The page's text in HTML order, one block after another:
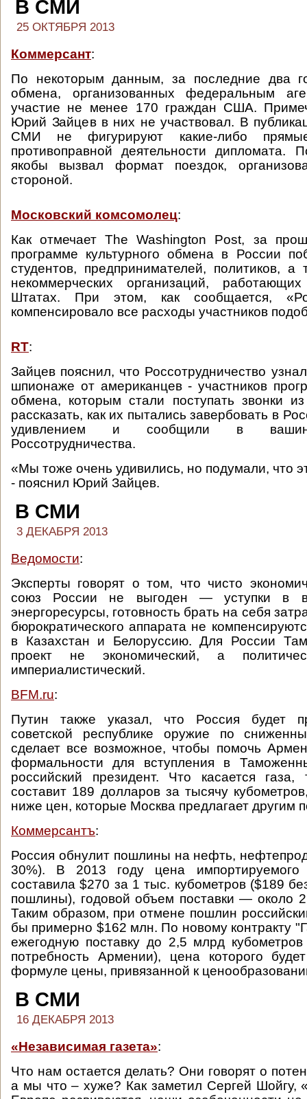
В СМИ
25 ОКТЯБРЯ 2013
Коммерсант:
По некоторым данным, за последние два
обмена, организованных федеральным
участие не менее 170 граждан США.
Юрий Зайцев в них не участвовал. В
СМИ не фигурируют какие-либо прямые
противоправной деятельности дипломата.
якобы вызвал формат поездок,
стороной.
Московский комсомолец:
Как отмечает The Washington Post, за
программе культурного обмена в России
студентов, предпринимателей, политиков, а
некоммерческих организаций,
Штатах. При этом, как сообщается,
компенсировало все расходы участников
RT:
Зайцев пояснил, что Россотрудничество
шпионаже от американцев - участников
обмена, которым стали поступать звонки
рассказать, как их пытались завербовать в
удивлением и сообщили в
Россотрудничества.
«Мы тоже очень удивились, но подумали, что
- пояснил Юрий Зайцев.
В СМИ
3 ДЕКАБРЯ 2013
Ведомости:
Эксперты говорят о том, что чисто
союз России не выгоден — уступки в
энергоресурсы, готовность брать на себя
бюрократического аппарата не
в Казахстан и Белоруссию. Для России
проект не экономический, а
империалистический.
BFM.ru:
Путин также указал, что Россия будет
советской республике оружие по
сделает все возможное, чтобы помочь
формальности для вступления в
российский президент. Что касается газа,
составит 189 долларов за тысячу
ниже цен, которые Москва предлагает другим
Коммерсантъ:
Россия обнулит пошлины на нефть,
30%). В 2013 году цена
составила $270 за 1 тыс. кубометров ($189
пошлины), годовой объем поставки — около
Таким образом, при отмене пошлин
бы примерно $162 млн. По новому контракту
ежегодную поставку до 2,5 млрд кубометров
потребность Армении), цена которого
формуле цены, привязанной к
В СМИ
16 ДЕКАБРЯ 2013
«Независимая газета»:
Что нам остается делать? Они говорят о
а мы что – хуже? Как заметил Сергей